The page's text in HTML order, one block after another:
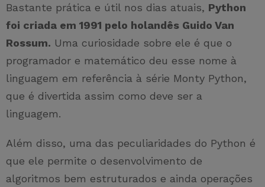
Bastante prática e útil nos dias atuais, Python
foi criada em 1991 pelo holandês Guido Van
Rossum. Uma curiosidade sobre ele é que o
programador e matemático deu esse nome à
linguagem em referência à série Monty Python,
que é divertida assim como deve ser a
linguagem.
Além disso, uma das peculiaridades do Python é
que ele permite o desenvolvimento de
algoritmos bem estruturados e ainda operações